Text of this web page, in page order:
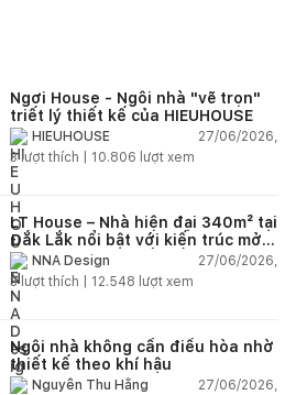
Ngơi House - Ngôi nhà "vẽ trọn"
triết lý thiết kế của HIEUHOUSE
HIEUHOUSE
27/06/2026,
3lượt thích | 10.806 lượt xem
LT House – Nhà hiện đại 340m² tại
Đắk Lắk nổi bật với kiến trúc mở
và hệ sân vườn kết nối thiên
nhiên
NNA Design
27/06/2026,
3lượt thích | 12.548 lượt xem
Ngôi nhà không cần điều hòa nhờ
thiết kế theo khí hậu
Nguyễn Thu Hằng
27/06/2026,